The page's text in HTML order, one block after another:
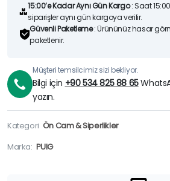
15:00’e Kadar Aynı Gün Kargo: Saat
siparişler aynı gün kargoya verilir.
Güvenli Paketleme: Ürününüz hasar
paketlenir.
Müşteri temsilcimiz sizi bekliyor.
Bilgi için +90 534 825 88 65
yazın.
Kategori Ön Cam & Siperlikler
Marka: PUIG